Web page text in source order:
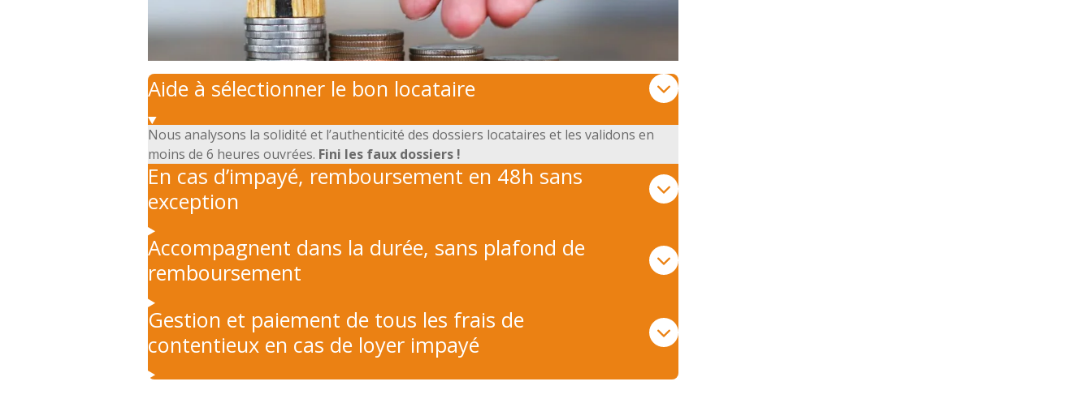
Aide à sélectionner le bon locataire
Nous analysons la solidité et l’authenticité des dossiers locataires et les validons en
moins de 6 heures ouvrées. Fini les faux dossiers !
En cas d’impayé, remboursement en 48h sans
exception
Accompagnent dans la durée, sans plafond de
remboursement
Gestion et paiement de tous les frais de
contentieux en cas de loyer impayé